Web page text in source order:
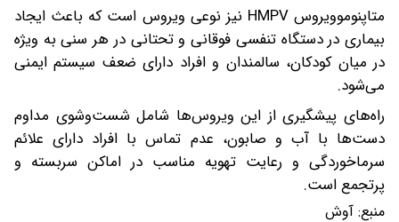
متاپنوموویروس HMPV نیز نوعی ویروس است که باعث ایجاد
بیماری در دستگاه تنفسی فوقانی و تحتانی در هر سنی به ویژه
در میان کودکان، سالمندان و افراد دارای ضعف سیستم ایمنی
می‌شود.
راه‌های پیشگیری از این ویروس‌ها شامل شست‌وشوی مداوم
دست‌ها با آب و صابون، عدم تماس با افراد دارای علائم
سرماخوردگی و رعایت تهویه مناسب در اماکن سربسته و
پرتجمع است.
منبع: آوش